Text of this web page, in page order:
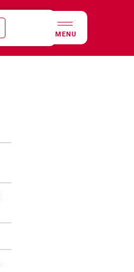
MENU